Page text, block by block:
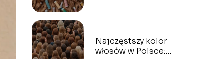
Najczęstszy kolor
włosów w Polsce: